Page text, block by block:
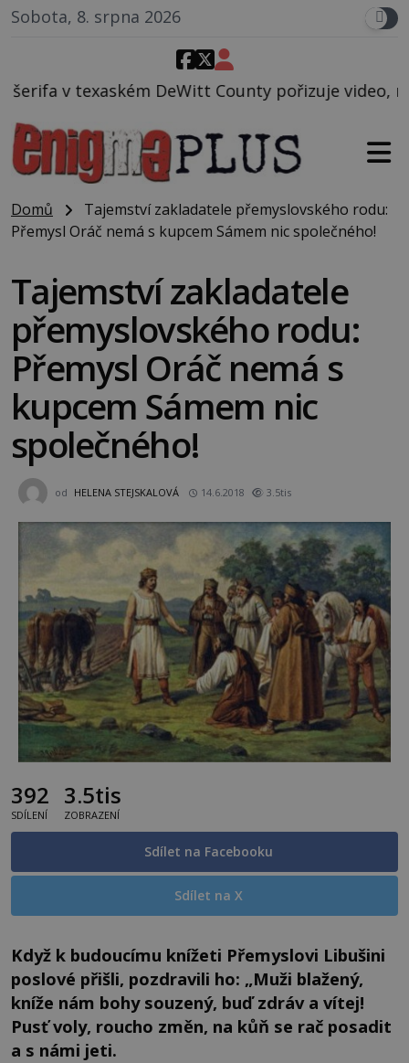
Sobota, 8. srpna 2026
County pořizuje video, na kterém před jeho
Domů
Tajemství zakladatele přemyslovského rodu:
Přemysl Oráč nemá s kupcem Sámem nic společného!
Tajemství zakladatele
přemyslovského rodu:
Přemysl Oráč nemá s
kupcem Sámem nic
společného!
od HELENA STEJSKALOVÁ 14.6.2018 3.5tis
392
SDÍLENÍ
3.5tis
ZOBRAZENÍ
Sdílet na Facebooku
Sdílet na X
Když k budoucímu knížeti Přemyslovi Libušini
poslové přišli, pozdravili ho: „Muži blažený,
kníže nám bohy souzený, buď zdráv a vítej!
Pusť voly, roucho změn, na kůň se rač posadit
a s námi jeti.